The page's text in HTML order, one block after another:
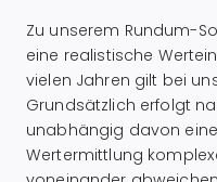
Zu unserem Rundum-
eine realistische
vielen Jahren gilt bei
Grundsätzlich erfolgt
unabhängig davon
Wertermittlung